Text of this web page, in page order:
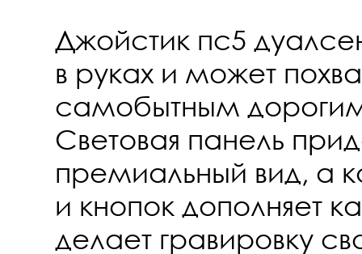
Джойстик пс5
в руках и может
самобытным
Световая панель
премиальный вид, а
и кнопок дополняет
делает гравировку